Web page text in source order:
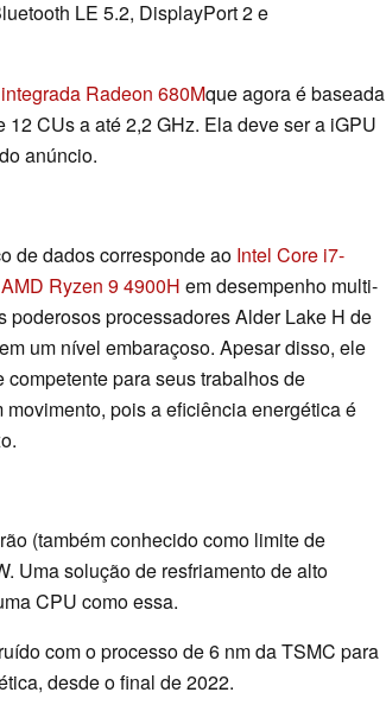
LE 5.2, DisplayPort 2 e
Radeon 680Mque agora é baseada
CUs a até 2,2 GHz. Ela deve ser a iGPU
anúncio.
de dados corresponde ao Intel Core i7-
AMD Ryzen 9 4900H em desempenho multi-
poderosos processadores Alder Lake H de
um nível embaraçoso. Apesar disso, ele
para seus trabalhos de
pois a eficiência energética é
(também conhecido como limite de
Uma solução de resfriamento de alto
CPU como essa.
com o processo de 6 nm da TSMC para
desde o final de 2022.